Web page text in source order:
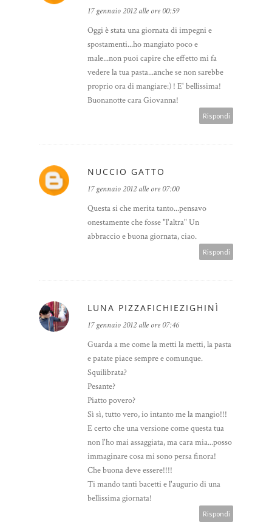
17 gennaio 2012 alle ore 00:59
Oggi è stata una giornata di impegni e
spostamenti...ho mangiato poco e
male...non puoi capire che effetto mi fa
vedere la tua pasta...anche se non sarebbe
proprio ora di mangiare:) ! E' bellissima!
Buonanotte cara Giovanna!
Rispondi
NUCCIO GATTO
17 gennaio 2012 alle ore 07:00
Questa si che merita tanto...pensavo
onestamente che fosse "l'altra" Un
abbraccio e buona giornata, ciao.
Rispondi
LUNA PIZZAFICHIEZIGHINÌ
17 gennaio 2012 alle ore 07:46
Guarda a me come la metti la metti, la pasta
e patate piace sempre e comunque.
Squilibrata?
Pesante?
Piatto povero?
Sì sì, tutto vero, io intanto me la mangio!!!
E certo che una versione come questa tua
non l'ho mai assaggiata, ma cara mia...posso
immaginare cosa mi sono persa finora!
Che buona deve essere!!!!
Ti mando tanti bacetti e l'augurio di una
bellissima giornata!
Rispondi